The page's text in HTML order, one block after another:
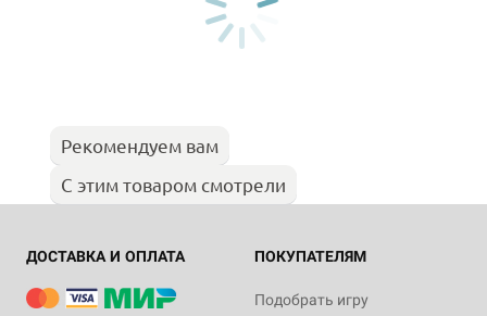
Рекомендуем вам
С этим товаром смотрели
ДОСТАВКА И ОПЛАТА ПОКУПАТЕЛЯМ
Подобрать игру